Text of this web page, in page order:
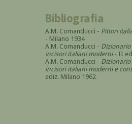
Bibliografia
A.M. Comanducci - Pittori
- Milano 1934
A.M. Comanducci -
incisori italiani moderni- II
A.M. Comanducci -
incisori italiani moderni e
ediz. Milano 1962